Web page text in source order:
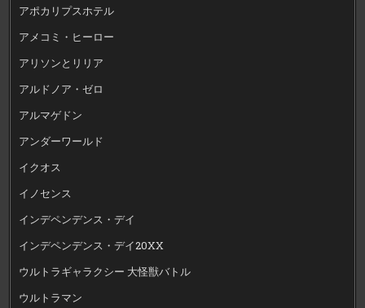
アポカリプスホテル
アメコミ・ヒーロー
アリソンとリリア
アルドノア・ゼロ
アルマゲドン
アンダーワールド
イクオス
イノセンス
インデペンデンス・デイ
インデペンデンス・デイ20XX
ウルトラギャラクシー 大怪獣バトル
ウルトラマン